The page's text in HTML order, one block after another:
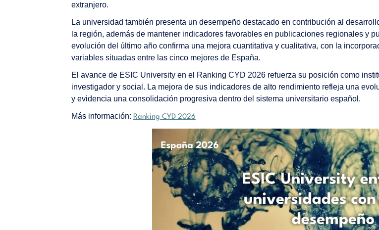
extranjero.
La universidad también presenta un desempeño destacado en contribución al
la región, además de mantener indicadores favorables en publicaciones regionales y
evolución del último año confirma una mejora cuantitativa y cualitativa, con la
variables situadas entre las cinco mejores de España.
El avance de ESIC University en el Ranking CYD 2026 refuerza su posición como
investigador y social. La mejora de sus indicadores de alto rendimiento refleja una
y evidencia una consolidación progresiva dentro del sistema universitario español.
Más información: Ranking CYD 2026